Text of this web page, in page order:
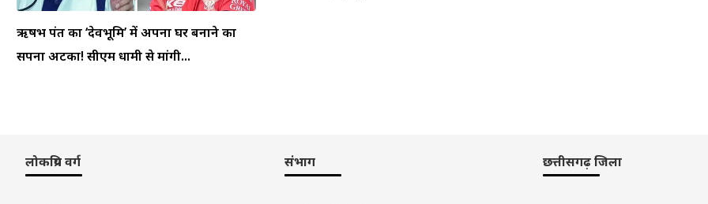
ऋषभ पंत का ‘देवभूमि’ में अपना घर बनाने का
सपना अटका! सीएम धामी से मांगी...
लोकप्रिय वर्ग संभाग छत्तीसगढ़ जिला